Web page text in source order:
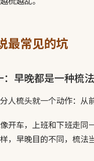
最常见的坑
：早晚都是一种梳法
人梳头就一个动作：从
开车，上班和下班走同
，早晚目的不同，梳法